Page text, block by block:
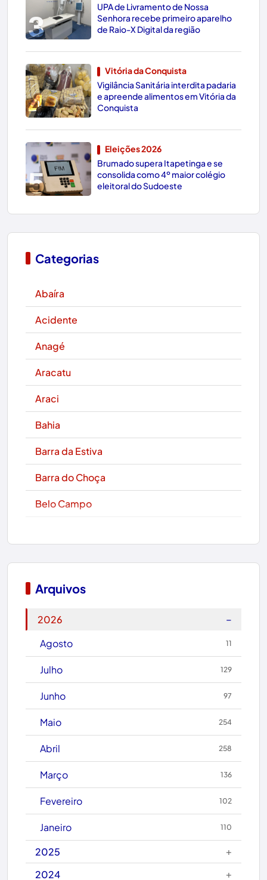
3
UPA de Livramento de Nossa
Senhora recebe primeiro aparelho
de Raio-X Digital da região
4
Vitória da Conquista
Vigilância Sanitária interdita padaria
e apreende alimentos em Vitória da
Conquista
5
Eleições 2026
Brumado supera Itapetinga e se
consolida como 4º maior colégio
eleitoral do Sudoeste
Categorias
Abaíra
Acidente
Anagé
Aracatu
Araci
Bahia
Barra da Estiva
Barra do Choça
Belo Campo
Boquira
Caturama
Arquivos
2026
−
Agosto
11
Julho 129
Junho 97
Maio 254
Abril 258
Março 136
Fevereiro 102
Janeiro 110
2025
+
2024
+